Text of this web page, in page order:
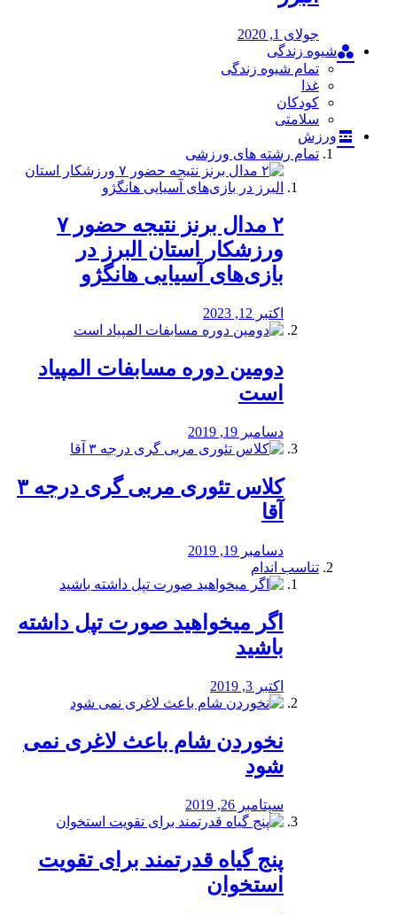
جولای 1, 2020
شیوه زندگی
تمام شیوه زندگی
غذا
کودکان
سلامتی
ورزش
تمام رشته های ورزشی
۲ مدال برنز نتیجه حضور ۷
ورزشکار استان البرز در
بازی‌های آسیایی هانگژو
اکتبر 12, 2023
دومین دوره مسابفات المپیاد
است
دسامبر 19, 2019
کلاس تئوری مربی گری درجه ۳
آقا
دسامبر 19, 2019
تناسب اندام
اگر میخواهید صورت تپل داشته
باشید
اکتبر 3, 2019
نخوردن شام باعث لاغری نمی
‌شود
سپتامبر 26, 2019
پنج گیاه قدرتمند برای تقویت
استخوان